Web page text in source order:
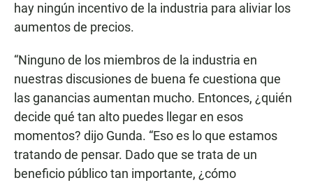
hay ningún incentivo de la industria para aliviar los
aumentos de precios.
“Ninguno de los miembros de la industria en
nuestras discusiones de buena fe cuestiona que
las ganancias aumentan mucho. Entonces, ¿quién
decide qué tan alto puedes llegar en esos
momentos? dijo Gunda. “Eso es lo que estamos
tratando de pensar. Dado que se trata de un
beneficio público tan importante, ¿cómo